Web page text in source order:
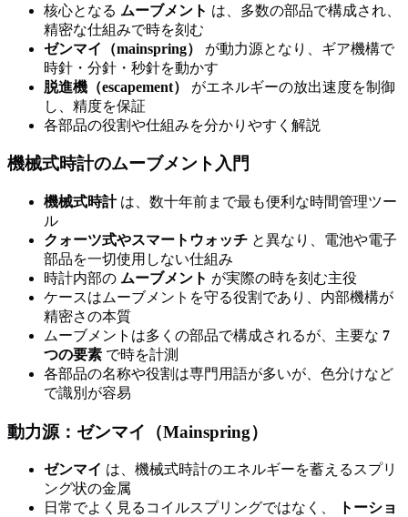
核心となる ムーブメント は、多数の部品で構成され、
精密な仕組みで時を刻む
ゼンマイ（mainspring）
が動力源となり、ギア機構で
時針・分針・秒針を動かす
脱進機（escapement）
がエネルギーの放出速度を制御
し、精度を保証
各部品の役割や仕組みを分かりやすく解説
機械式時計のムーブメント入門
機械式時計は、数十年前まで最も便利な時間管理ツー
ル
クォーツ式やスマートウォッチ と異なり、電池や電子
部品を一切使用しない仕組み
時計内部の ムーブメント が実際の時を刻む主役
ケースはムーブメントを守る役割であり、内部機構が
精密さの本質
ムーブメントは多くの部品で構成されるが、主要な 7
つの要素 で時を計測
各部品の名称や役割は専門用語が多いが、色分けなど
で識別が容易
動力源：ゼンマイ（Mainspring）
ゼンマイ は、機械式時計のエネルギーを蓄えるスプリ
ング状の金属
日常でよく見るコイルスプリングではなく、
トーショ